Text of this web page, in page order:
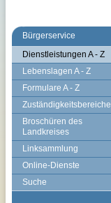
Bürgerservice
Dienstleistungen A - Z
Lebenslagen A - Z
Formulare A - Z
Zuständigkeitsbereiche
Broschüren des
Landkreises
Linksammlung
Online-Dienste
Suche